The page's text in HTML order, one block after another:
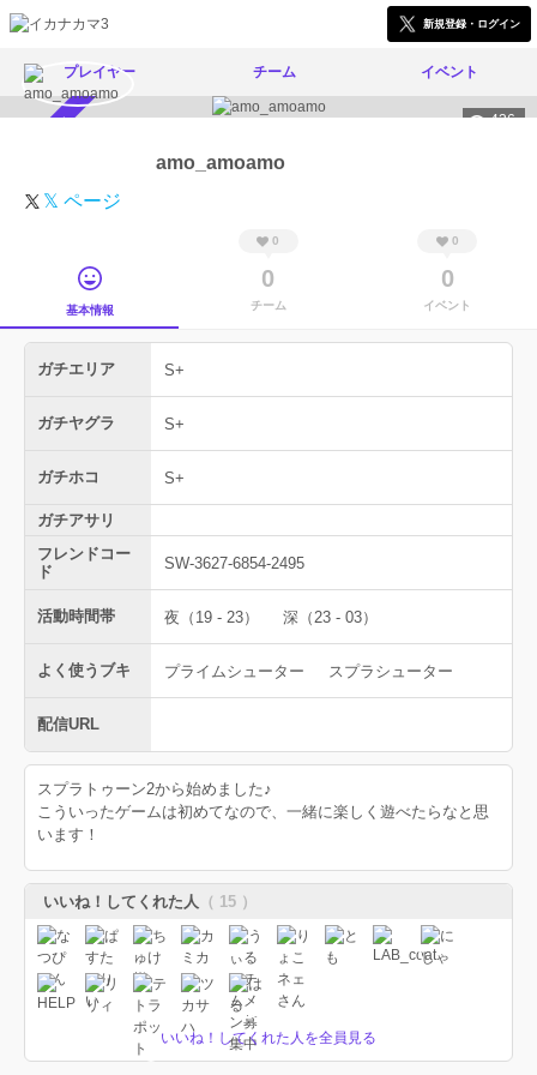
新規登録・ログイン
プレイヤー チーム イベント
436
amo_amoamo
𝕏 ページ
基本情報
0
0
チーム
0
0
イベント
ガチエリア S+
ガチヤグラ S+
ガチホコ S+
ガチアサリ
フレンドコー
ド
SW-3627-6854-2495
活動時間帯 夜（19 - 23） 深（23 - 03）
よく使うブキ プライムシューター スプラシューター
配信URL
スプラトゥーン2から始めました♪
こういったゲームは初めてなので、一緒に楽しく遊べたらなと思
います！
いいね！してくれた人 （ 15 ）
いいね！してくれた人を全員見る